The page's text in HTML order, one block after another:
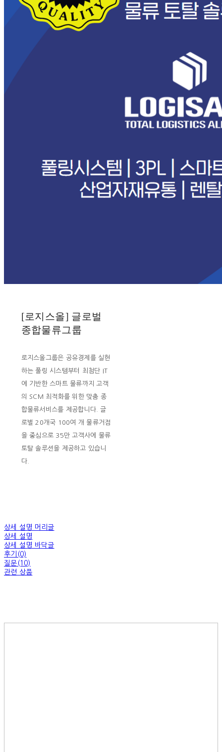
[로지스올] 글로벌
종합물류그룹
로지스올그룹은 공유경제를 실현
하는 풀링 시스템부터 최첨단 IT
에 기반한 스마트 물류까지 고객
의 SCM 최적화를 위한 맞춤 종
합물류서비스를 제공합니다. 글
로벌 20개국 100여 개 물류거점
을 중심으로 35만 고객사에 물류
토탈 솔루션을 제공하고 있습니
다.
상세 설명 머리글
상세 설명
상세 설명 바닥글
후기(0)
질문(10)
관련 상품